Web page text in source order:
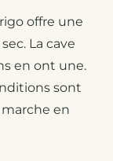
offre une
La cave
en ont une.
sont
marche en